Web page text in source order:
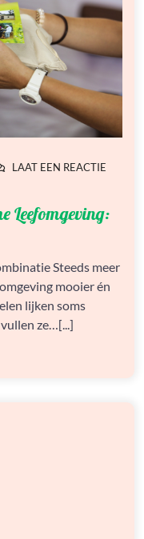
LAAT EEN REACTIE
Leefomgeving:
Steeds meer
mooier én
lijken soms
ze…[...]